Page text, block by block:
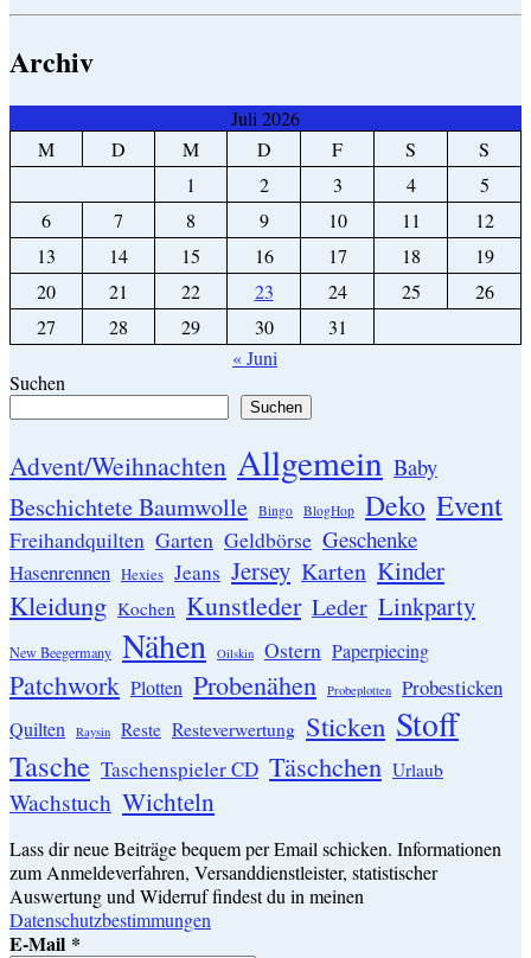
Archiv
Juli 2026
M
D M D F S
S
1
2 3 4
5
6
7 8 9 10 11
12
13
14 15 16 17 18
19
20
21 22 23 24 25
26
27
28 29 30
31
« Juni
Suchen
Suchen
Advent/Weihnachten Allgemein Baby
Beschichtete Baumwolle Bingo BlogHop Deko Event
Freihandquilten Garten Geldbörse Geschenke
Hasenrennen Hexies Jeans Jersey Karten Kinder
Kleidung Kochen Kunstleder Leder Linkparty
New Beegermany Nähen Oilskin Ostern Paperpiecing
Patchwork Plotten Probenähen Probeplotten Probesticken
Quilten Raysin Reste Resteverwertung Sticken Stoff
Tasche Taschenspieler CD Täschchen Urlaub
Wachstuch Wichteln
Lass dir neue Beiträge bequem per Email schicken. Informationen
zum Anmeldeverfahren, Versanddienstleister, statistischer
Auswertung und Widerruf findest du in meinen
Datenschutzbestimmungen
E-Mail *